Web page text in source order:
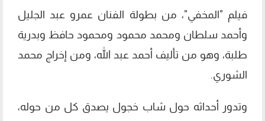
فيلم "المخفي"، من بطولة الفنان عمرو عبد الجليل
وأحمد سلطان ومحمد محمود ومحمود حافظ وبدرية
طلبة، وهو من تأليف أحمد عبد الله، ومن إخراج محمد
الشوري.
وتدور أحداثه حول شاب خجول يصدق كل من حوله،